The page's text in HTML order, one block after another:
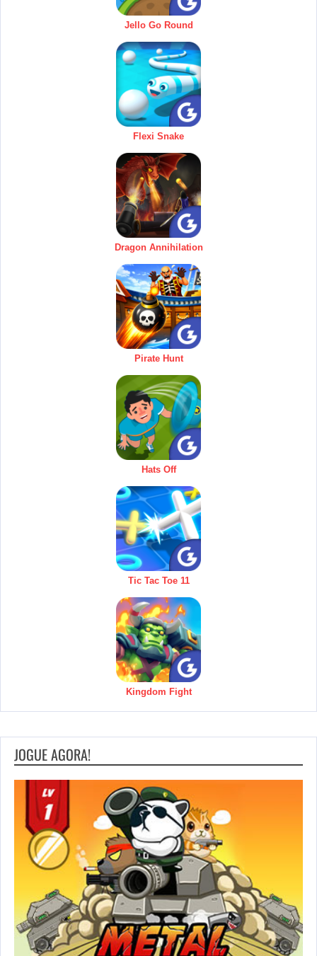
Jello Go Round
Flexi Snake
Dragon Annihilation
Pirate Hunt
Hats Off
Tic Tac Toe 11
Kingdom Fight
JOGUE AGORA!